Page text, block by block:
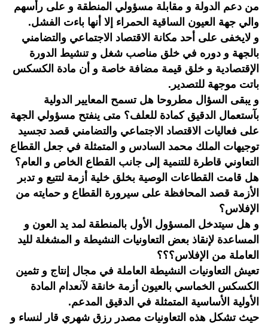
من دعم الدولة و مقابلة مسؤولي المنطقة و على رأسهم
والي جهة العيون الساقية الحمراء إلا أنها باءت الفشل.
و لايخفى على أحد مكانة الاقتصاد الاجتماعي والتضامني
بالجهة و دوره في خلق مناصب شغل و تنشيط الدورة
الإقتصادية و خلق قيمة مضافة خاصة و أن مادة الكسكس
باتت موجهة للتصدير.
و يبقى السؤال مطروحا هل تسمح المعايير الدولية
بآستعمال الدقيق كمادة للعلف؟ متى ينفتح مسؤولي الجهة
على فعاليات الاقتصاد الاجتماعي والتضامني قصد تجسيد
توجيهات الملك محمد السادس و المتمثلة في جعل القطاع
التعاوني قاطرة للتنمية إلى جانب القطاع الخاص و العام؟
هل قامت القطاعات الوصية بخلق خلية أزمة لتتبع و تدبر
الأزمة قصد المحافظة على سيرورة القطاع و حمايته من
الإفلاس؟
و هل سيتدخل المسؤول الأول بالمنطقة لمد يد العون و
المساعدة لإنقاذ بعض التعاونيات النشيطة و المشغلة لليد
العاملة من الإفلاس؟؟؟
تعيش التعاونيات النشيطة العاملة في مجال إنتاج و تثمين
الكسكس الخماسي بالعيون أزمة خانقة لآنعدام المادة
الأولية الأساسية المتمثلة في الدقيق المدعم.
حيث تشكل هذه التعاونيات مصدر رزق شهري قار لنساء و